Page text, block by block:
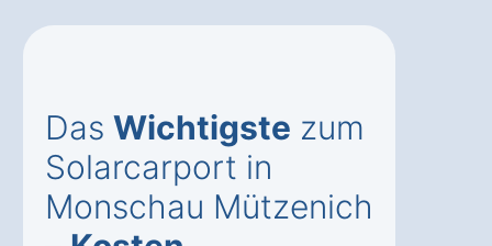
Das Wichtigste zum
Solarcarport in
Monschau Mützenich